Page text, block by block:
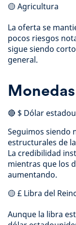
🟡 Agricultura
La oferta se
pocos riesgos
sigue siendo
general.
Monedas
🔴 $ Dólar
Seguimos siendo
estructurales de
La credibilidad
mientras que los
aumentando.
🟡 £ Libra del
Aunque la libra